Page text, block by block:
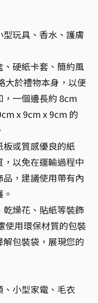
玩具、香水、護膚
硬紙卡套、簡約風
大於禮物本身，以便
一個邊長約 8cm
x 9cm x 9cm 的
或質感優良的紙
以免在運輸過程中
，建議使用帶有內
燥花、貼紙等裝飾
使用環保材質的包裝
包裝袋，展現您的
小型家電、毛衣